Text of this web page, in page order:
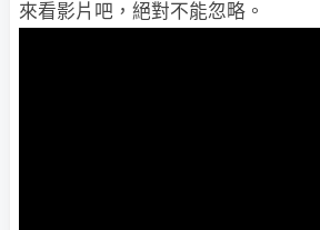
來看影片吧，絕對不能忽略。